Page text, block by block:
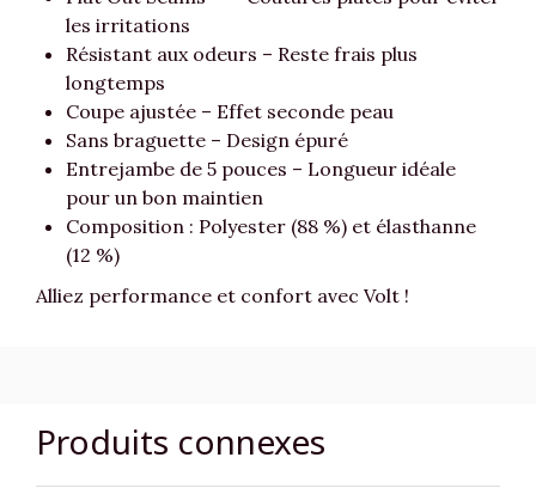
les irritations
Résistant aux odeurs – Reste frais plus
longtemps
Coupe ajustée – Effet seconde peau
Sans braguette – Design épuré
Entrejambe de 5 pouces – Longueur idéale
pour un bon maintien
Composition : Polyester (88 %) et élasthanne
(12 %)
Alliez performance et confort avec Volt !
Produits connexes